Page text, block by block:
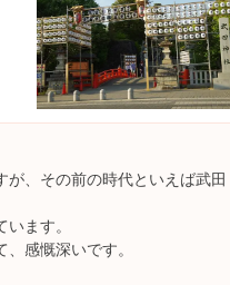
、その前の時代といえば武田
ます。
感慨深いです。